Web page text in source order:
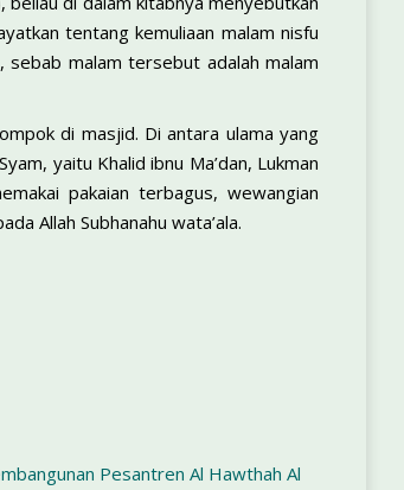
tentang kemuliaan malam nisfu
sebab malam tersebut adalah malam
di masjid. Di antara ulama yang
yaitu Khalid ibnu Ma’dan, Lukman
pakaian terbagus, wewangian
Allah Subhanahu wata’ala.
Pesantren Al Hawthah Al